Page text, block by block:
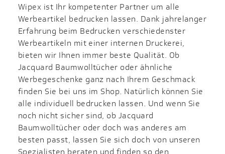
Wipex ist Ihr kompetenter Partner um alle
Werbeartikel bedrucken lassen. Dank jahrelanger
Erfahrung beim Bedrucken verschiedenster
Werbeartikeln mit einer internen Druckerei,
bieten wir Ihnen immer beste Qualität. Ob
Jacquard Baumwolltücher oder ähnliche
Werbegeschenke ganz nach Ihrem Geschmack
finden Sie bei uns im Shop. Natürlich können Sie
alle individuell bedrucken lassen. Und wenn Sie
noch nicht sicher sind, ob Jacquard
Baumwolltücher oder doch was anderes am
besten passt, lassen Sie sich doch von unseren